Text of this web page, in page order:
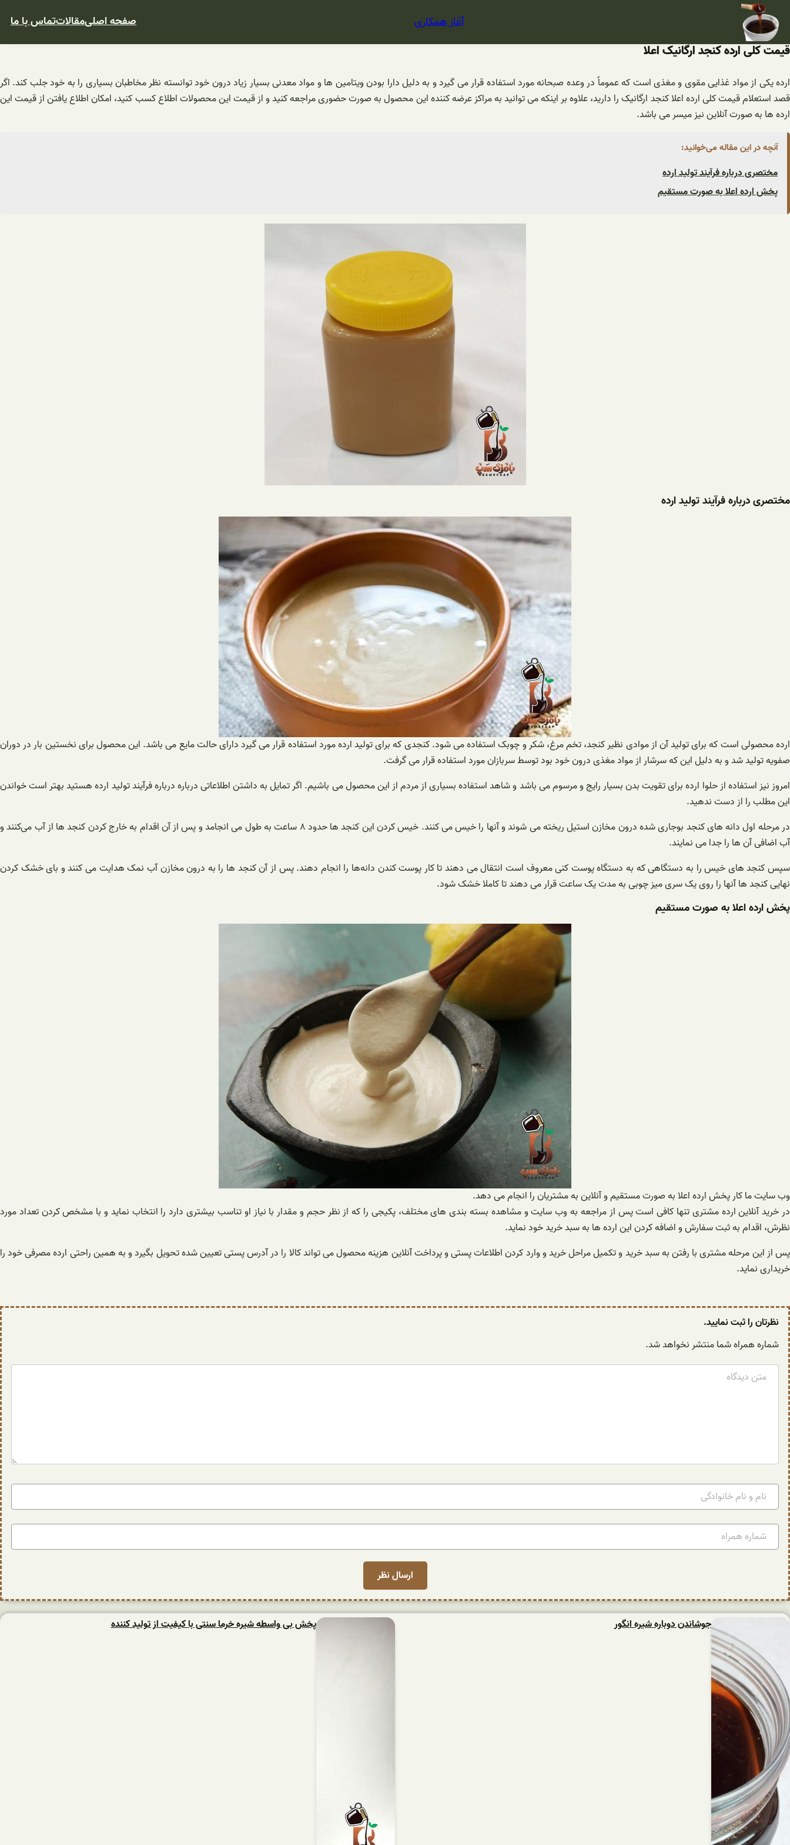
محتوا
آغاز همکاری صفحه اصلیمقالاتتماس با ما
قیمت کلی ارده کنجد ارگانیک اعلا
ارده یکی از مواد غذایی مقوی و مغذی است که عموماً در وعده صبحانه مورد استفاده قرار می گیرد و به دلیل دارا بودن ویتامین ها و مواد معدنی بسیار زیاد درون خود توانسته نظر مخاطبان بسیاری را به خود جلب کند. اگر
قصد استعلام قیمت کلی ارده اعلا کنجد ارگانیک را دارید، علاوه بر اینکه می توانید به مراکز عرضه کننده این محصول به صورت حضوری مراجعه کنید و از قیمت این محصولات اطلاع کسب کنید، امکان اطلاع یافتن از قیمت این
ارده ها به صورت آنلاین نیز میسر می باشد.
آنچه در این مقاله می‌خوانید:
مختصری درباره فرآیند تولید ارده
پخش ارده اعلا به صورت مستقیم
مختصری درباره فرآیند تولید ارده
ارده محصولی است که برای تولید آن از موادی نظیر کنجد، تخم مرغ، شکر و چوبک استفاده می شود. کنجدی که برای تولید ارده مورد استفاده قرار می گیرد دارای حالت مایع می باشد. این محصول برای نخستین بار در دوران
صفویه تولید شد و به دلیل این که سرشار از مواد مغذی درون خود بود توسط سربازان مورد استفاده قرار می گرفت.
امروز نیز استفاده از حلوا ارده برای تقویت بدن بسیار رایج و مرسوم می باشد و شاهد استفاده بسیاری از مردم از این محصول می باشیم. اگر تمایل به داشتن اطلاعاتی درباره درباره فرآیند تولید ارده هستید بهتر است خواندن
این مطلب را از دست ندهید.
در مرحله اول دانه‌ های کنجد بوجاری شده درون مخازن استیل ریخته می‌ شوند و آنها را خیس می‌ کنند. خیس کردن این کنجد ها حدود ۸ ساعت به طول می‌ انجامد و پس از آن اقدام به خارج کردن کنجد ها از آب می‌کنند و
آب اضافی آن ها را جدا می نمایند.
سپس کنجد های خیس را به دستگاهی که به دستگاه پوست کنی معروف است انتقال می‌ دهند تا کار پوست کندن دانه‌ها را انجام دهند. پس از آن کنجد ها را به درون مخازن آب نمک هدایت می کنند و بای خشک کردن
نهایی کنجد ها آنها را روی یک سری میز چوبی به مدت یک ساعت قرار می‌ دهند تا کاملا خشک شود.
پخش ارده اعلا به صورت مستقیم
وب سایت ما کار پخش ارده اعلا به صورت مستقیم و آنلاین به مشتریان را انجام می ‌دهد.
در خرید آنلاین ارده مشتری تنها کافی است پس از مراجعه به وب سایت و مشاهده بسته بندی های مختلف، پکیجی را که از نظر حجم و مقدار با نیاز او تناسب بیشتری دارد را انتخاب نماید و با مشخص کردن تعداد مورد
نظرش، اقدام به ثبت سفارش و اضافه کردن این ارده ها به سبد خرید خود نماید.
پس از این مرحله مشتری با رفتن به سبد خرید و تکمیل مراحل خرید و وارد کردن اطلاعات پستی و پرداخت آنلاین هزینه محصول می تواند کالا را در آدرس پستی تعیین شده تحویل بگیرد و به همین راحتی ارده مصرفی خود را
خریداری نماید.
نظرتان را ثبت نمایید.
شماره همراه شما منتشر نخواهد شد.
جوشاندن دوباره شیره انگور پخش بی واسطه شیره خرما سنتی با کیفیت از تولید کننده